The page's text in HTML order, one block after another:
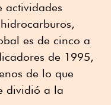
actividades
es de cinco a
de 1995,
de lo que
dividió a la